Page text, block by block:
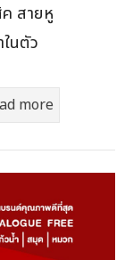
สายหู
นตัว
more